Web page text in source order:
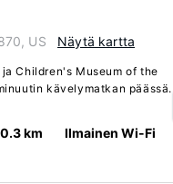
US Näytä kartta
Children's Museum of the
kävelymatkan päässä.
0.3 km Ilmainen Wi-Fi